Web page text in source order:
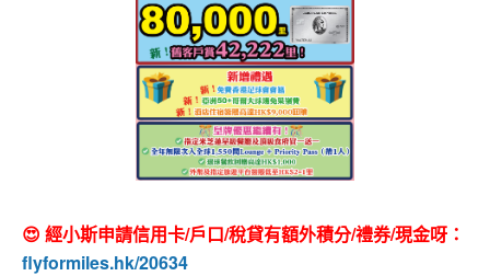
😍 經小斯申請信用卡/戶口/稅貸有額外積分/禮券/現金呀：
flyformiles.hk/20634